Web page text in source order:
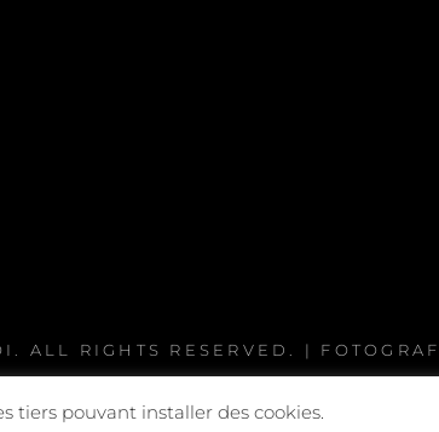
. ALL RIGHTS RESERVED. |
tiers pouvant installer des cookies.